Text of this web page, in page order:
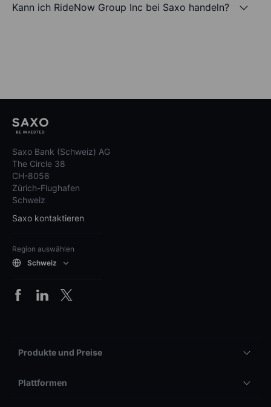
Kann ich RideNow Group Inc bei Saxo handeln?
Saxo Bank (Schweiz) AG
The Circle 38
CH-8058
Zürich-Flughafen
Schweiz
Saxo kontaktieren
Region auswählen
Schweiz
Produkte und Preise
Plattformen